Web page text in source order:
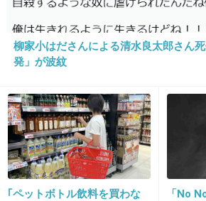
タバコなんか吸いたい人は吸
くないなら吸わなければいい！
そもそも日本禁煙学会こそ必
31. 匿名 2013/08/14(水) 16:24:41
柳家小はださんによる清水良太郎さん
発」が波紋
｢ペットボトル飲料を買わな
「No